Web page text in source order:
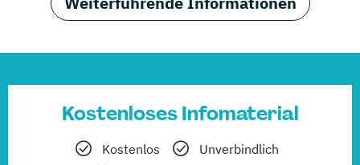
Kostenloses Infomaterial
Kostenlos
Unverbindlich